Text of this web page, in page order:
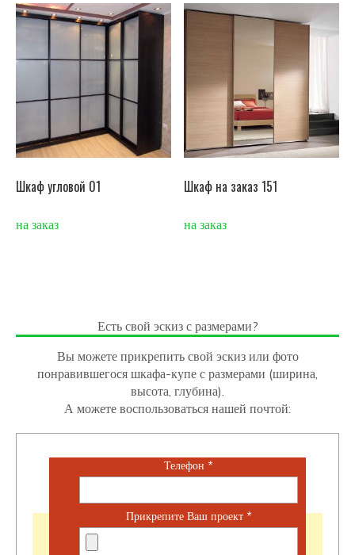
Шкаф угловой 01
на заказ
Шкаф на заказ 151
на заказ
Есть свой эскиз с размерами?
Вы можете прикрепить свой эскиз или фото
понравившегося шкафа-купе с размерами (ширина,
высота, глубина).
А можете воспользоваться нашей почтой:
Телефон *
Прикрепите Ваш проект *